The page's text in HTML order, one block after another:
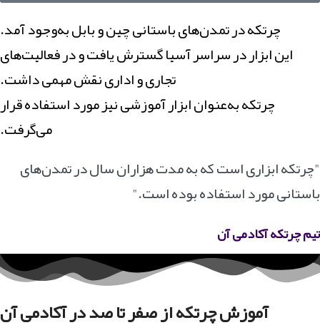
چرتکه در تمدن‌های باستانی چین و بابل به‌وجود آمد.
این ابزار در سراسر آسیا گسترش یافت و در فعالیت‌های
تجاری و اداری نقش مهمی داشت.
چرتکه به‌عنوان ابزار آموزشی نیز مورد استفاده قرار
می‌گرفت.
"چرتکه ابزاری است که به مدت هزاران سال در تمدن‌های
باستانی مورد استفاده بوده است."
تیم چرتکه آکادمی آن
آموزش چرتکه از صفر تا صد در آکادمی آن